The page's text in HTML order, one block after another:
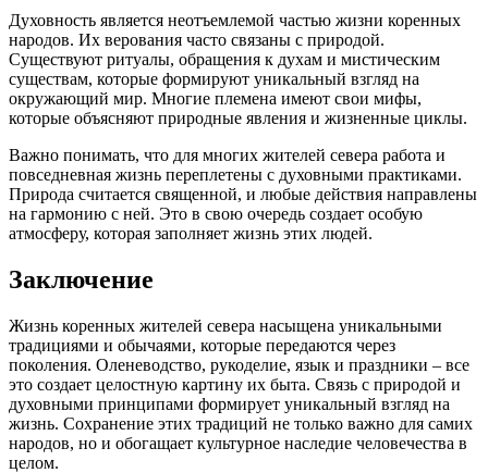
Духовность является неотъемлемой частью жизни коренных
народов. Их верования часто связаны с природой.
Существуют ритуалы, обращения к духам и мистическим
существам, которые формируют уникальный взгляд на
окружающий мир. Многие племена имеют свои мифы,
которые объясняют природные явления и жизненные циклы.
Важно понимать, что для многих жителей севера работа и
повседневная жизнь переплетены с духовными практиками.
Природа считается священной, и любые действия направлены
на гармонию с ней. Это в свою очередь создает особую
атмосферу, которая заполняет жизнь этих людей.
Заключение
Жизнь коренных жителей севера насыщена уникальными
традициями и обычаями, которые передаются через
поколения. Оленеводство, рукоделие, язык и праздники – все
это создает целостную картину их быта. Связь с природой и
духовными принципами формирует уникальный взгляд на
жизнь. Сохранение этих традиций не только важно для самих
народов, но и обогащает культурное наследие человечества в
целом.